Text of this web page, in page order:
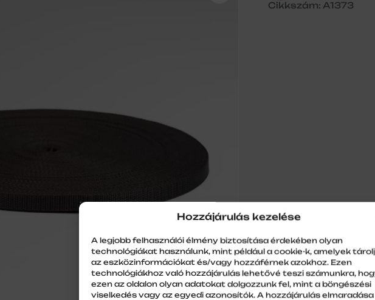
Hozzájárulás kezelése
A legjobb felhasználói élmény biztosítása érdekében olyan
technológiákat használunk, mint például a cookie-k, amelyek
az eszközinformációkat és/vagy hozzáférnek azokhoz. Ezen
technológiákhoz való hozzájárulás lehetővé teszi számunkra,
ezen az oldalon olyan adatokat dolgozzunk fel, mint a böngészési
viselkedés vagy az egyedi azonosítók. A hozzájárulás elmaradása
Cikkszám: A1373